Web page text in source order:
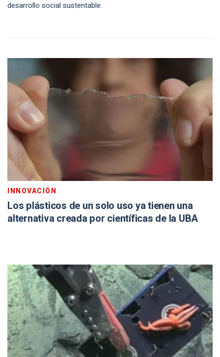
desarrollo social sustentable.
INNOVACIÓN
Los plásticos de un solo uso ya tienen una
alternativa creada por científicas de la UBA